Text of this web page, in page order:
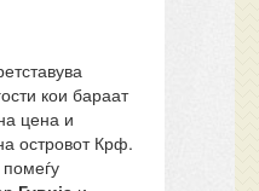
кои бараат
цена и
островот Крф.